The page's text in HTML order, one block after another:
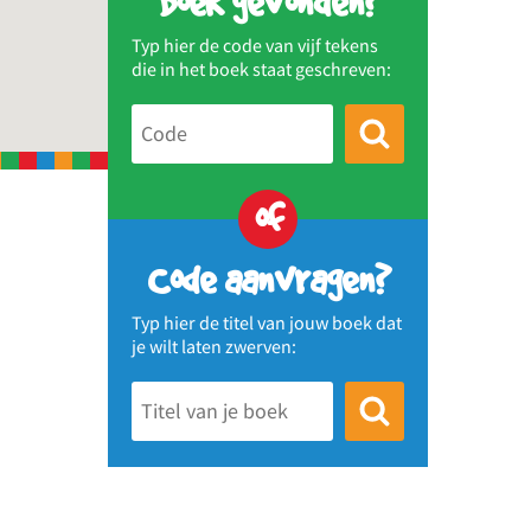
Typ hier de code van vijf tekens
die in het boek staat geschreven:
of
Code aanvragen?
Typ hier de titel van jouw boek dat
je wilt laten zwerven: